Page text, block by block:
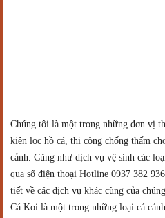
Chúng tôi là một trong những đơn vị
kiện lọc hồ cá, thi công chống thấm
cảnh. Cũng như dịch vụ vệ sinh các
qua số điện thoại Hotline 0937 382
tiết về các dịch vụ khác cũng của
Cá Koi là một trong những loại cá